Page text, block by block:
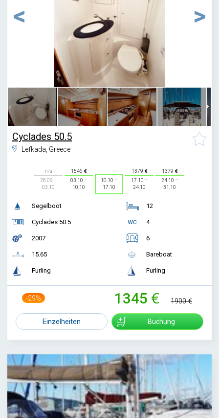
Cyclades 50.5
Lefkada, Greece
n/a
26.09 –
03.10
1546
03.10 –
10.10
10.10 –
17.10
1379
17.10 –
24.10
1379
24.10 –
31.10
Segelboot
Cyclades 50.5
2007
15.65
Furling
12
4
6
Bareboat
Furling
-29% 1345 1900
Einzelheiten Buchung